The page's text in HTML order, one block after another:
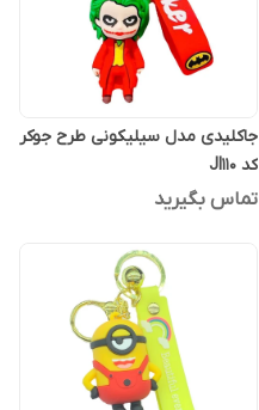
جاکلیدی مدل سیلیکونی طرح جوکر
کد JI110
تماس بگیرید